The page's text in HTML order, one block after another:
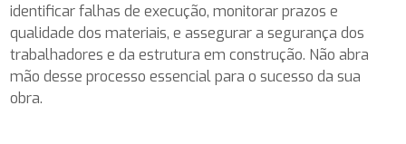
identificar falhas de execução, monitorar prazos e
qualidade dos materiais, e assegurar a segurança dos
trabalhadores e da estrutura em construção. Não abra
mão desse processo essencial para o sucesso da sua
obra.